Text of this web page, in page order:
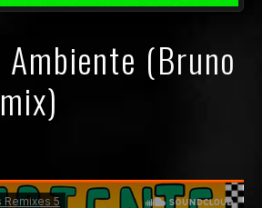
(Bruno